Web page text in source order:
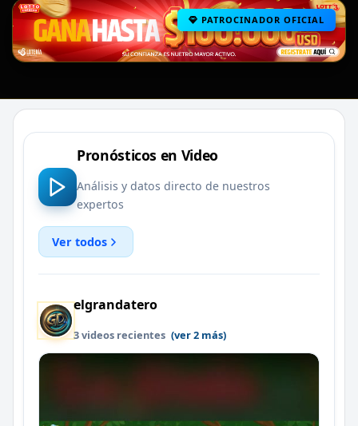
PATROCINADOR OFICIAL
Pronósticos en Video
Análisis y datos directo de nuestros
expertos
Ver todos
elgrandatero
3 videos recientes (ver 2 más)